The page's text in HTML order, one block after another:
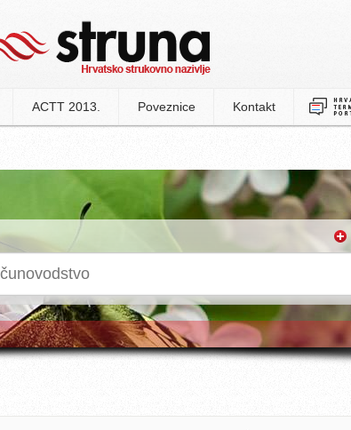
ACTT 2013. Poveznice Kontakt